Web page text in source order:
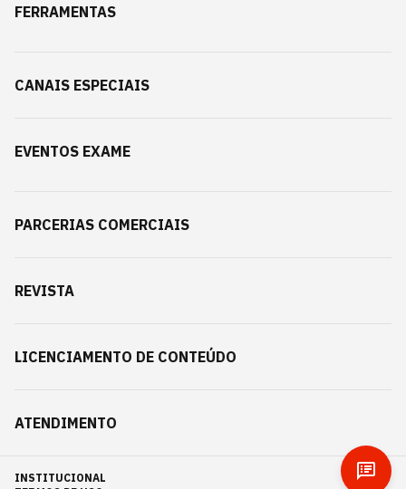
FERRAMENTAS
CANAIS ESPECIAIS
EVENTOS EXAME
PARCERIAS COMERCIAIS
REVISTA
LICENCIAMENTO DE CONTEÚDO
ATENDIMENTO
INSTITUCIONAL